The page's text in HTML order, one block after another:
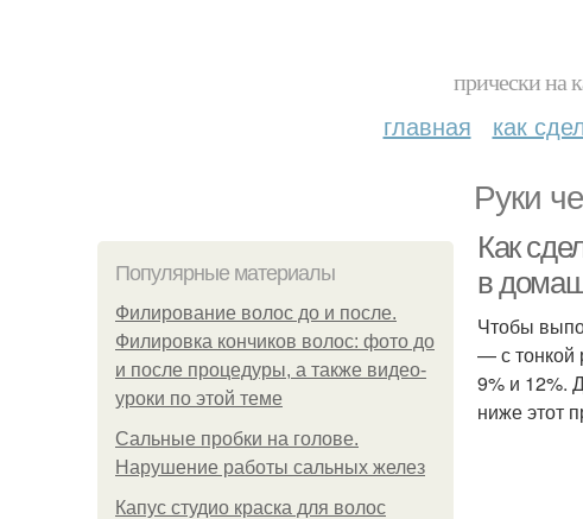
прически на
главная как
Руки
Популярные материалы
Филирование волос до и после.
Филировка кончиков волос: фото до
и после процедуры, а также видео-
уроки по этой теме
Сальные пробки на голове.
Нарушение работы сальных желез
Капус студио краска для волос
Как
в
Чтобы
— с тонкой
9% и 12%.
ниже этот